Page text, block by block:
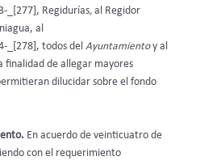
_[277], Regidurías, al Regidor
al
_[278], todos del Ayuntamientoy al
finalidad de allegar mayores
dilucidar sobre el fondo
En acuerdo de veinticuatro de
con el requerimiento